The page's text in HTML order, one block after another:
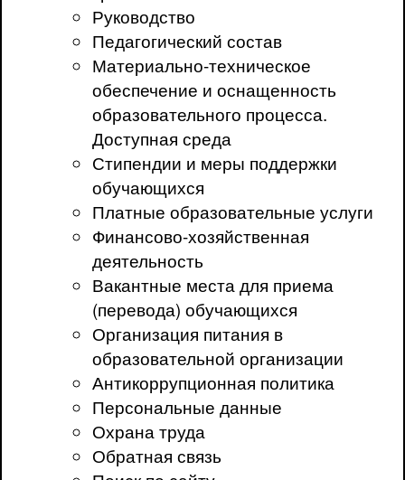
Руководство
Педагогический состав
Материально-техническое
обеспечение и оснащенность
образовательного процесса.
Доступная среда
Стипендии и меры поддержки
обучающихся
Платные образовательные услуги
Финансово-хозяйственная
деятельность
Вакантные места для приема
(перевода) обучающихся
Организация питания в
образовательной организации
Антикоррупционная политика
Персональные данные
Охрана труда
Обратная связь